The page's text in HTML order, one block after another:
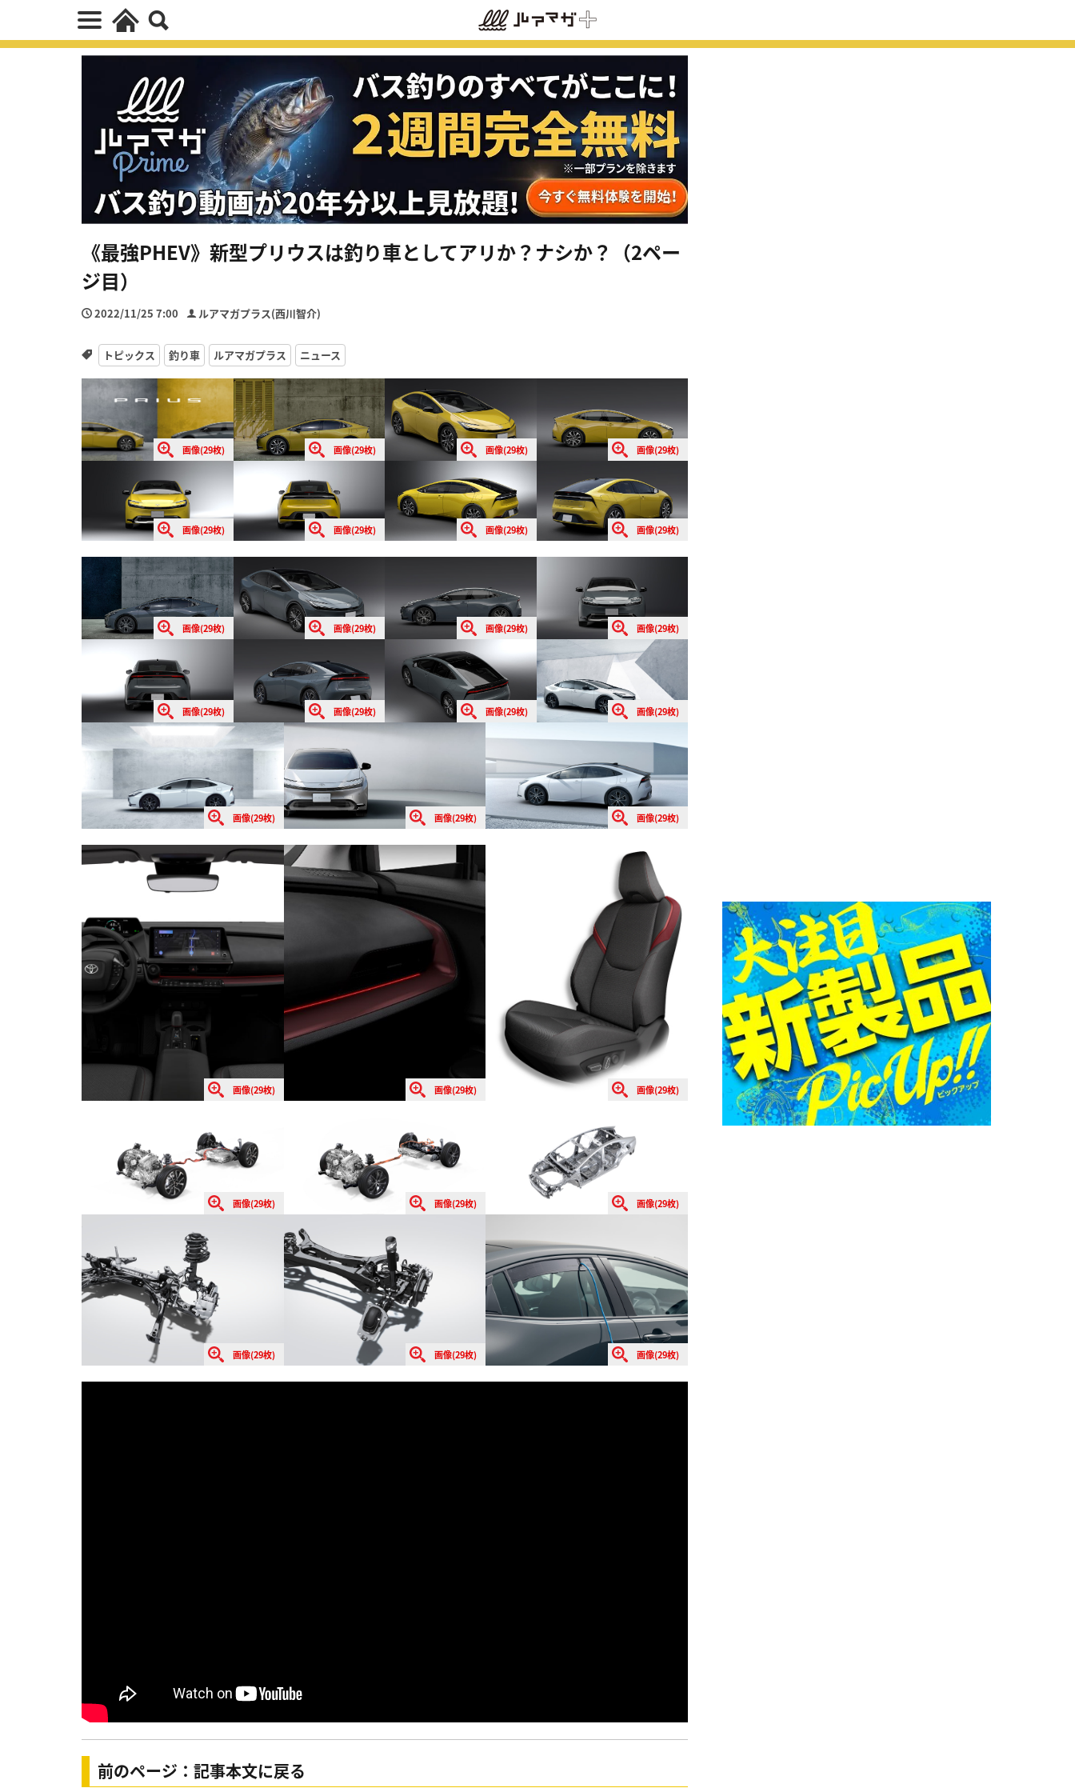
《最強PHEV》新型プリウスは釣り車としてアリか？ナシか？（2ペー
ジ目）
2022/11/25 7:00 ルアマガプラス(西川智介)
トピックス 釣り車 ルアマガプラス ニュース
画像(29枚) 画像(29枚) 画像(29枚) 画像(29枚)
画像(29枚) 画像(29枚) 画像(29枚) 画像(29枚)
画像(29枚) 画像(29枚) 画像(29枚) 画像(29枚)
画像(29枚) 画像(29枚) 画像(29枚) 画像(29枚)
画像(29枚) 画像(29枚) 画像(29枚)
画像(29枚) 画像(29枚) 画像(29枚)
画像(29枚) 画像(29枚) 画像(29枚)
画像(29枚) 画像(29枚) 画像(29枚)
前のページ：記事本文に戻る